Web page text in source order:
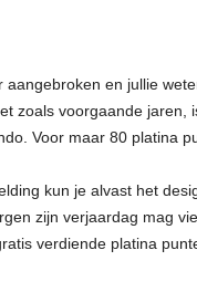
aangebroken en jullie
zoals voorgaande
Voor maar 80 platina
kun je alvast het
zijn verjaardag mag
verdiende platina